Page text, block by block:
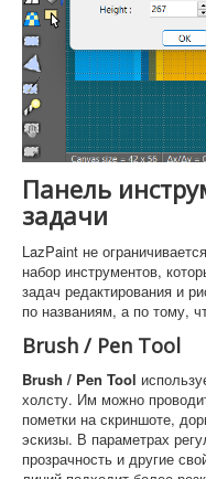
Панель
задачи
LazPaint не
набор инструментов,
задач редактирования и
по названиям, а по тому,
Brush / Pen Tool
Brush / Pen Tool
холсту. Им можно
пометки на скриншоте,
эскизы. В параметрах
прозрачность и другие